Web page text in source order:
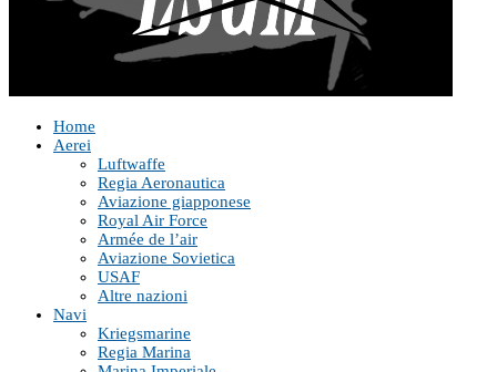
Home
Aerei
Luftwaffe
Regia Aeronautica
Aviazione giapponese
Royal Air Force
Armée de l’air
Aviazione Sovietica
USAF
Altre nazioni
Navi
Kriegsmarine
Regia Marina